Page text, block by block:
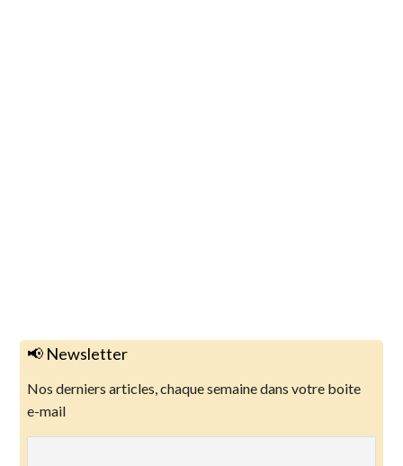
📢 Newsletter
Nos derniers articles, chaque semaine dans votre boite
e-mail